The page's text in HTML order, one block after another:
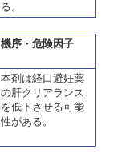
る。
機序・危険因子
本剤は経口避妊薬
の肝クリアランス
を低下させる可能
性がある。